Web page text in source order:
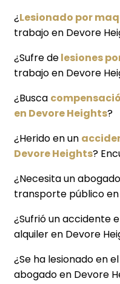
¿Lesionado por
trabajo en Devore
¿Sufre delesiones
trabajo en Devore
¿Busca
en Devore Heights?
¿Herido en un
Devore Heights?
¿Necesita un
transporte público
¿Sufrió un accidente
alquiler en Devore
¿Se ha lesionado en
abogado en Devore